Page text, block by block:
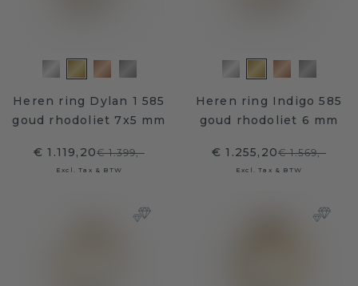
Heren ring Dylan 1 585
goud rhodoliet 7x5 mm
€ 1.119,20€ 1.399,-
Excl. Tax & BTW
Heren ring Indigo 585
goud rhodoliet 6 mm
€ 1.255,20€ 1.569,-
Excl. Tax & BTW